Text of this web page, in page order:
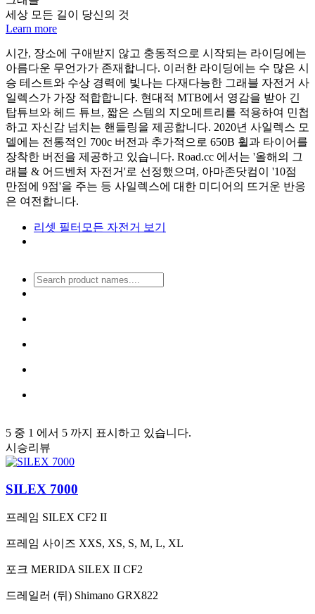
세상 모든 길이 당신의 것
Learn more
시간, 장소에 구애받지 않고 충동적으로 시작되는 라이딩에는
아름다운 무언가가 존재합니다. 이러한 라이딩에는 수 많은 시
승 테스트와 수상 경력에 빛나는 다재다능한 그래블 자전거 사
일렉스가 가장 적합합니다. 현대적 MTB에서 영감을 받아 긴
탑튜브와 헤드 튜브, 짧은 스템의 지오메트리를 적용하여 민첩
하고 자신감 넘치는 핸들링을 제공합니다. 2020년 사일렉스 모
델에는 전통적인 700c 버전과 추가적으로 650B 휠과 타이어를
장착한 버전을 제공하고 있습니다. Road.cc 에서는 '올해의 그
래블 & 어드벤처 자전거'로 선정했으며, 아마존닷컴이 '10점
만점에 9점'을 주는 등 사일렉스에 대한 미디어의 뜨거운 반응
은 여전합니다.
리셋 필터 모든 자전거 보기
5 중 1 에서 5 까지 표시하고 있습니다.
시승리뷰
SILEX 7000
프레임 SILEX CF2 II
프레임 사이즈 XXS, XS, S, M, L, XL
포크 MERIDA SILEX II CF2
드레일러 (뒤) Shimano GRX822